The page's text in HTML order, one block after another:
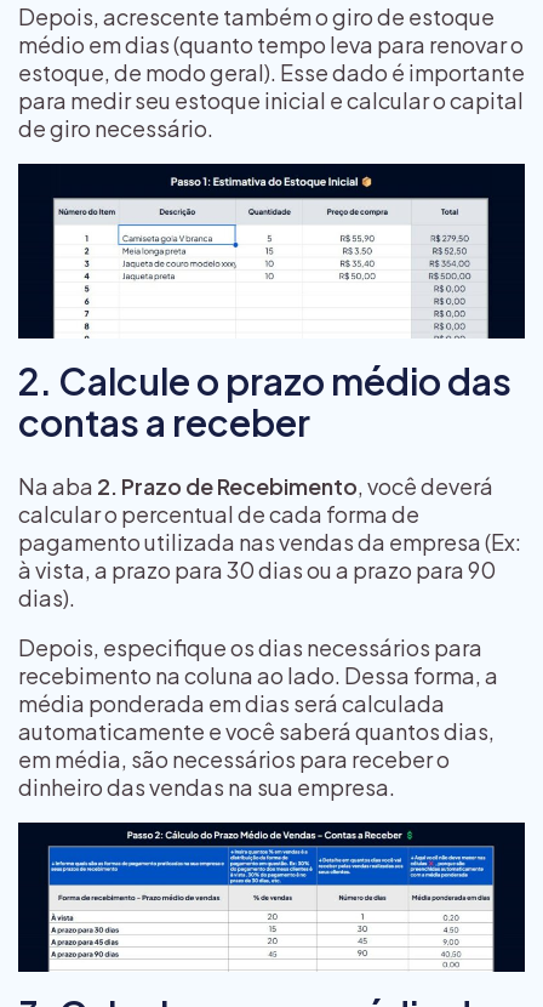
Depois, acrescente também o giro de estoque
médio em dias (quanto tempo leva para renovar o
estoque, de modo geral). Esse dado é importante
para medir seu estoque inicial e calcular o capital
de giro necessário.
2. Calcule o prazo médio das
contas a receber
Na aba 2. Prazo de Recebimento, você deverá
calcular o percentual de cada forma de
pagamento utilizada nas vendas da empresa (Ex:
à vista, a prazo para 30 dias ou a prazo para 90
dias).
Depois, especifique os dias necessários para
recebimento na coluna ao lado. Dessa forma, a
média ponderada em dias será calculada
automaticamente e você saberá quantos dias,
em média, são necessários para receber o
dinheiro das vendas na sua empresa.